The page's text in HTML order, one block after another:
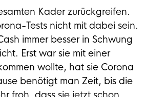
Kader zurückgreifen.
Tests nicht mit dabei sein.
immer besser in Schwung
Erst war sie mit einer
wollte, hat sie Corona
benötigt man Zeit, bis die